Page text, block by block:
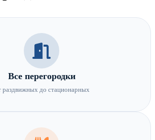
Все перегородки
раздвижных до стационарных